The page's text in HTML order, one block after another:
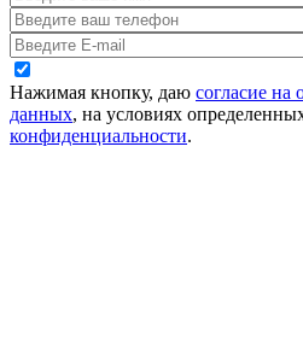
Нажимая кнопку, даю согласие на
данных, на условиях
конфиденциальности.